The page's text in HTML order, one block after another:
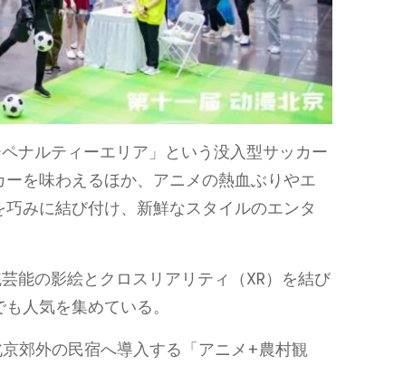
ナルティーエリア」という没入型サッカー
を味わえるほか、アニメの熱血ぶりやエ
みに結び付け、新鮮なスタイルのエンタ
能の影絵とクロスリアリティ（XR）を結び
人気を集めている。
郊外の民宿へ導入する「アニメ+農村観